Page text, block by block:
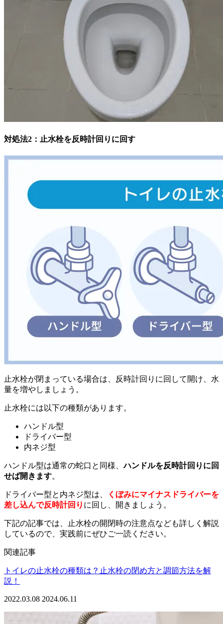
対処法2：止水栓を反時計回りに回す
止水栓が閉まっている場合は、反時計回りに回して開け、水
量を増やしましょう。
止水栓には以下の種類があります。
ハンドル型
ドライバー型
内ネジ型
ハンドル型は通常の蛇口と同様、ハンドルを反時計回りに回
せば開きます。
ドライバー型と内ネジ型は、
くぼみにマイナスドライバーを
差し込んで反時計回り に回し、開きましょう。
下記の記事では、止水栓の開閉時の注意点なども詳しく解説
しているので、実践前にぜひご一読ください。
関連記事
トイレの止水栓の種類は？止水栓の閉め方と調節方法を解
説！
2022.03.08 2024.06.11